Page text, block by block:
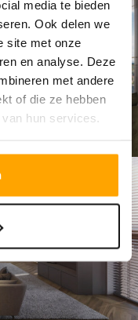
media te bieden
Ook delen we
site met onze
en analyse. Deze
met andere
of die ze hebben
hun services.